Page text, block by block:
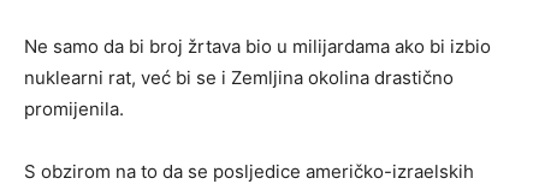
Ne samo da bi broj žrtava bio u milijardama ako bi izbio
nuklearni rat, već bi se i Zemljina okolina drastično
promijenila.
S obzirom na to da se posljedice američko-izraelskih